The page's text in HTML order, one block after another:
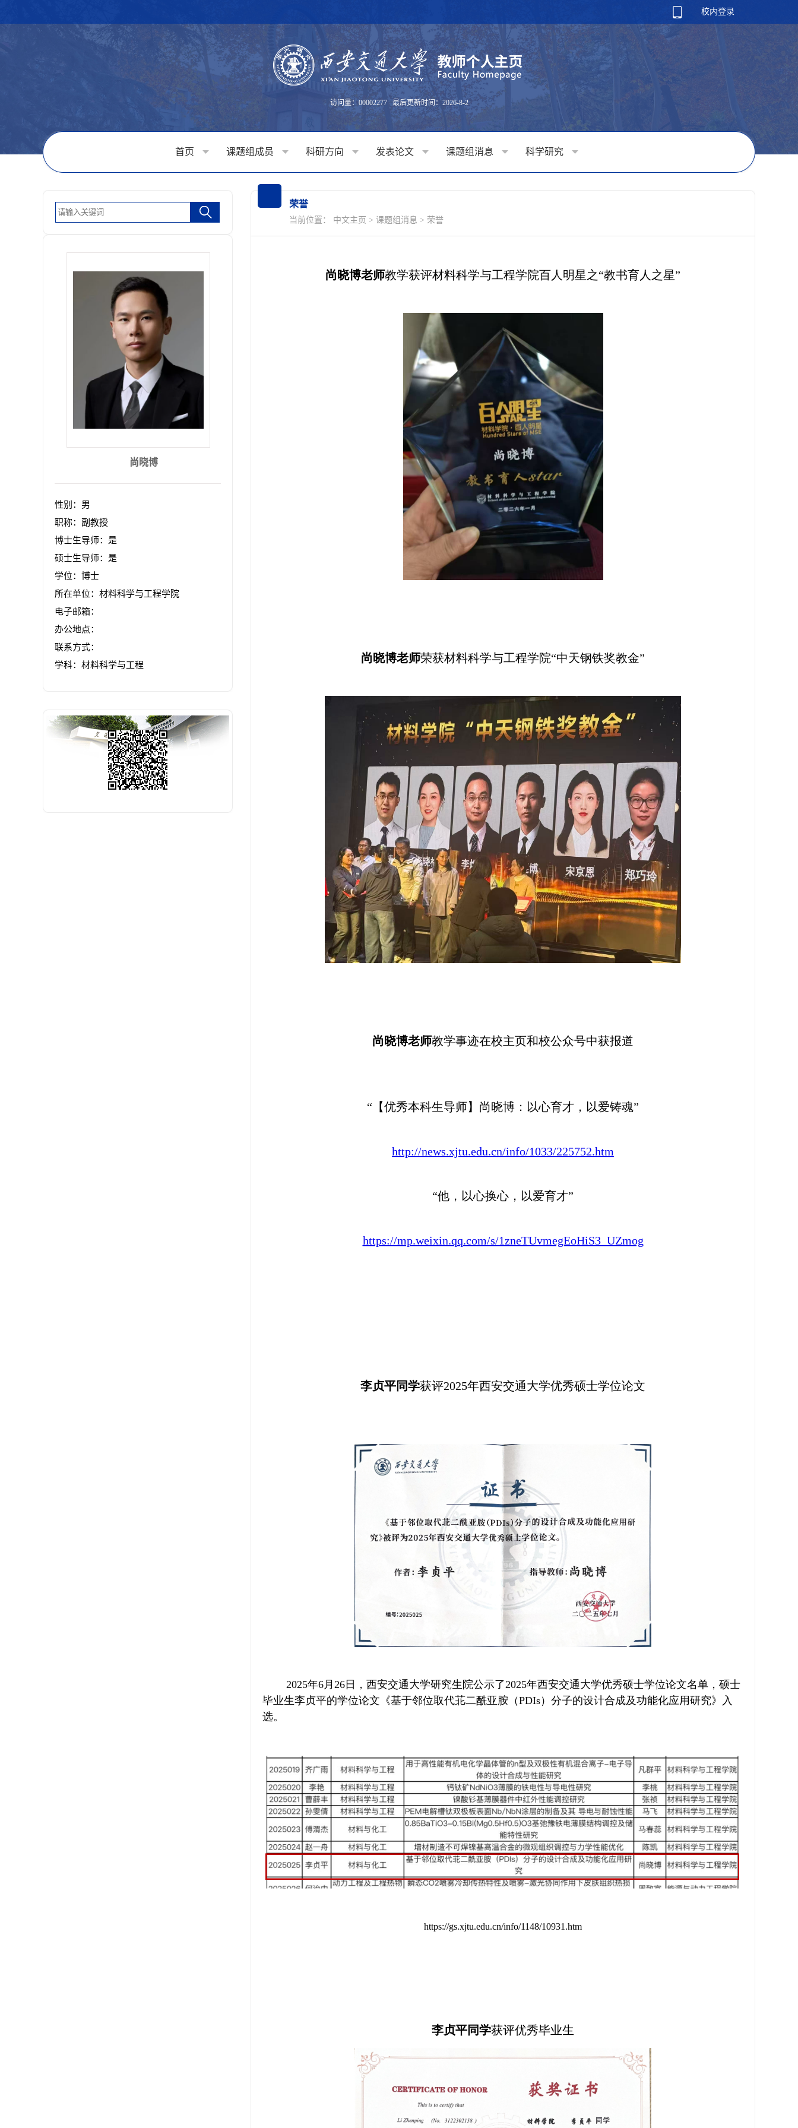
校内登录
访问量：00002277 最后更新时间： 2026-8-2
首页 课题组成员 科研方向 发表论文 课题组消息 科学研究
尚晓博
性别：男
职称：副教授
博士生导师：是
硕士生导师：是
学位：博士
所在单位：材料科学与工程学院
电子邮箱：
办公地点：
联系方式：
学科：材料科学与工程
荣誉
当前位置： 中文主页 > 课题组消息 > 荣誉